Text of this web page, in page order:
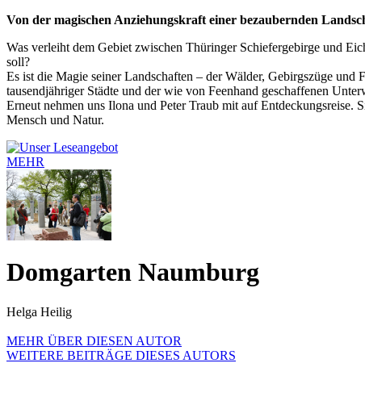
Von der magischen Anziehungskraft einer bezaubernden
Was verleiht dem Gebiet zwischen Thüringer Schiefergebirge und
soll?
Es ist die Magie seiner Landschaften – der Wälder, Gebirgszüge
tausendjähriger Städte und der wie von Feenhand geschaffenen
Erneut nehmen uns Ilona und Peter Traub mit auf Entdeckungsreise.
Mensch und Natur.
MEHR
Domgarten Naumburg
Helga Heilig
MEHR ÜBER DIESEN AUTOR
WEITERE BEITRÄGE DIESES AUTORS